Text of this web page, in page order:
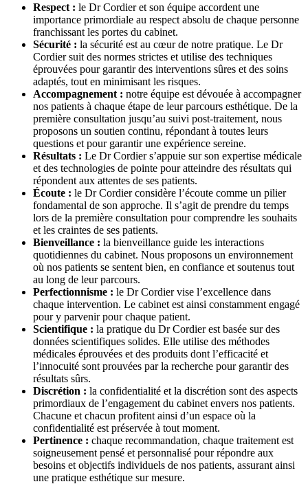
Respect : le Dr Cordier et son équipe accordent une
importance primordiale au respect absolu de chaque personne
franchissant les portes du cabinet.
Sécurité : la sécurité est au cœur de notre pratique. Le Dr
Cordier suit des normes strictes et utilise des techniques
éprouvées pour garantir des interventions sûres et des soins
adaptés, tout en minimisant les risques.
Accompagnement : notre équipe est dévouée à accompagner
nos patients à chaque étape de leur parcours esthétique. De la
première consultation jusqu’au suivi post-traitement, nous
proposons un soutien continu, répondant à toutes leurs
questions et pour garantir une expérience sereine.
Résultats : Le Dr Cordier s’appuie sur son expertise médicale
et des technologies de pointe pour atteindre des résultats qui
répondent aux attentes de ses patients.
Écoute : le Dr Cordier considère l’écoute comme un pilier
fondamental de son approche. Il s’agit de prendre du temps
lors de la première consultation pour comprendre les souhaits
et les craintes de ses patients.
Bienveillance : la bienveillance guide les interactions
quotidiennes du cabinet. Nous proposons un environnement
où nos patients se sentent bien, en confiance et soutenus tout
au long de leur parcours.
Perfectionnisme : le Dr Cordier vise l’excellence dans
chaque intervention. Le cabinet est ainsi constamment engagé
pour y parvenir pour chaque patient.
Scientifique : la pratique du Dr Cordier est basée sur des
données scientifiques solides. Elle utilise des méthodes
médicales éprouvées et des produits dont l’efficacité et
l’innocuité sont prouvées par la recherche pour garantir des
résultats sûrs.
Discrétion : la confidentialité et la discrétion sont des aspects
primordiaux de l’engagement du cabinet envers nos patients.
Chacune et chacun profitent ainsi d’un espace où la
confidentialité est préservée à tout moment.
Pertinence : chaque recommandation, chaque traitement est
soigneusement pensé et personnalisé pour répondre aux
besoins et objectifs individuels de nos patients, assurant ainsi
une pratique esthétique sur mesure.